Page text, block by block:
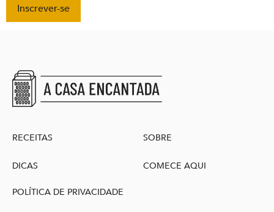
RECEITAS
DICAS
SOBRE
COMECE AQUI
POLÍTICA DE PRIVACIDADE